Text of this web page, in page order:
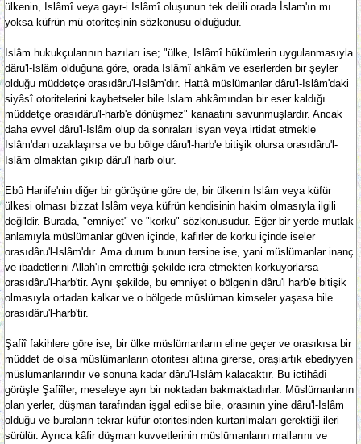
ülkenin, Islâmî veya gayr-i Islâmî oluşunun tek delili orada İslam'ın mı
yoksa küfrün mü otoriteşinin sözkonusu olduğudur.
Islâm hukukçularının bazıları ise; "ülke, Islâmî hükümlerin uygulanmasıyla
dâru'l-Islâm olduğuna göre, orada Islâmî ahkâm ve eserlerden bir şeyler
olduğu müddetçe orasıdâru'l-Islâm'dır. Hattâ müslümanlar dâru'l-Islâm'daki
siyâsî otoritelerini kaybetseler bile Islam ahkâmından bir eser kaldığı
müddetçe orasıdâru'l-harb'e dönüşmez" kanaatini savunmuşlardır. Ancak
daha evvel dâru'l-Islâm olup da sonraları isyan veya irtidat etmekle
Islâm'dan uzaklaşırsa ve bu bölge dâru'l-harb'e bitişik olursa orasıdâru'l-
Islâm olmaktan çıkıp dâru'l harb olur.
Ebû Hanife'nin diğer bir görüşüne göre de, bir ülkenin Islâm veya küfür
ülkesi olması bizzat Islâm veya küfrün kendisinin hakim olmasıyla ilgili
değildir. Burada, "emniyet" ve "korku" sözkonusudur. Eğer bir yerde mutlak
anlamıyla müslümanlar güven içinde, kafirler de korku içinde iseler
orasıdâru'l-Islâm'dır. Ama durum bunun tersine ise, yani müslümanlar inanç
ve ibadetlerini Allah'ın emrettiği şekilde icra etmekten korkuyorlarsa
orasıdâru'l-harb'tir. Aynı şekilde, bu emniyet o bölgenin dâru'l harb'e bitişik
olmasıyla ortadan kalkar ve o bölgede müslüman kimseler yaşasa bile
orasıdâru'l-harb'tir.
Şafiî fakihlere göre ise, bir ülke müslümanların eline geçer ve orasıkısa bir
müddet de olsa müslümanların otoritesi altına girerse, oraşiartık ebediyyen
müslümanlarındır ve sonuna kadar dâru'l-Islâm kalacaktır. Bu ictihâdî
görüşle Şafiîler, meseleye ayrı bir noktadan bakmaktadırlar. Müslümanların
olan yerler, düşman tarafından işgal edilse bile, orasının yine dâru'l-Islâm
olduğu ve buraların tekrar küfür otoritesinden kurtarılmaları gerektiği ileri
sürülür. Ayrıca kâfir düşman kuvvetlerinin müslümanların mallarını ve